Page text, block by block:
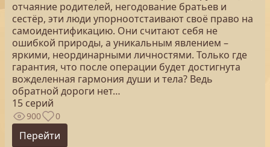
отчаяние родителей, негодование братьев и
сестёр, эти люди упорноотстаивают своё право на
самоидентификацию. Они считают себя не
ошибкой природы, а уникальным явлением –
яркими, неординарными личностями. Только где
гарантия, что после операции будет достигнута
вожделенная гармония души и тела? Ведь
обратной дороги нет…
15 серий
900 0
Перейти